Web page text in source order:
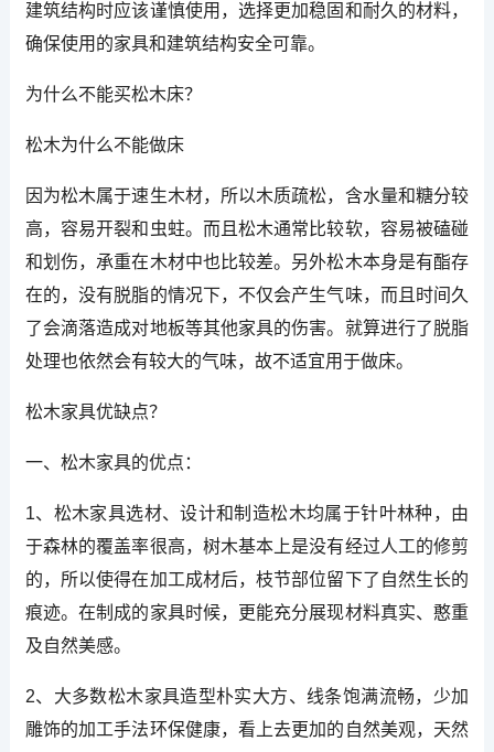
建筑结构时应该谨慎使用，选择更加稳固和耐久的材料，
确保使用的家具和建筑结构安全可靠。
为什么不能买松木床？
松木为什么不能做床
因为松木属于速生木材，所以木质疏松，含水量和糖分较
高，容易开裂和虫蛀。而且松木通常比较软，容易被磕碰
和划伤，承重在木材中也比较差。另外松木本身是有酯存
在的，没有脱脂的情况下，不仅会产生气味，而且时间久
了会滴落造成对地板等其他家具的伤害。就算进行了脱脂
处理也依然会有较大的气味，故不适宜用于做床。
松木家具优缺点？
一、松木家具的优点：
1、松木家具选材、设计和制造松木均属于针叶林种，由
于森林的覆盖率很高，树木基本上是没有经过人工的修剪
的，所以使得在加工成材后，枝节部位留下了自然生长的
痕迹。在制成的家具时候，更能充分展现材料真实、憨重
及自然美感。
2、大多数松木家具造型朴实大方、线条饱满流畅，少加
雕饰的加工手法环保健康，看上去更加的自然美观，天然